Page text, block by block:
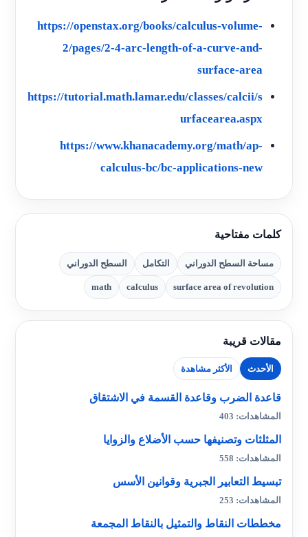
https://openstax.org/books/calculus-volume-
2/pages/2-4-arc-length-of-a-curve-and-
surface-area
https://tutorial.math.lamar.edu/classes/calcii/s
urfacearea.aspx
https://www.khanacademy.org/math/ap-
calculus-bc/bc-applications-new
كلمات مفتاحية
مساحة السطح الدوراني التكامل السطح الدوراني
surface area of revolution
calculus
math
مقالات قريبة
الأحدث الأكثر مشاهدة
قاعدة الضرب وقاعدة القسمة في الاشتقاق
المشاهدات: 403
المثلثات وتصنيفها حسب الأضلاع والزوايا
المشاهدات: 558
تبسيط التعابير الجبرية وقوانين الأسس
المشاهدات: 253
مخططات النقاط والتمثيل بالنقاط المجمعة